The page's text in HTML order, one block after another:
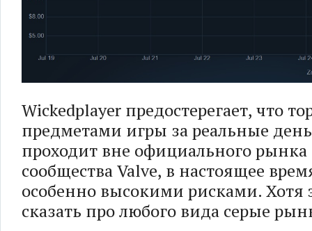
Wickedplayer предостерегает, что
предметами игры за реальные
проходит вне официального рынка
сообщества Valve, в настоящее
особенно высокими рисками. Хотя
сказать про любого вида серые